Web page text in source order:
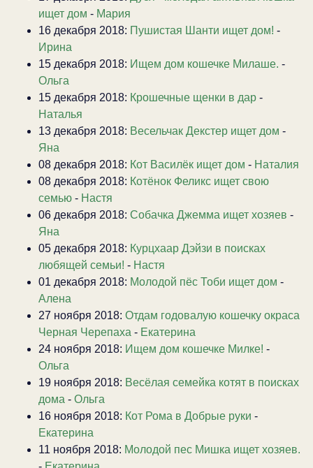
ищет дом - Мария
16 декабря 2018: Пушистая Шанти ищет дом! -
Ирина
15 декабря 2018: Ищем дом кошечке Милаше. -
Ольга
15 декабря 2018: Крошечные щенки в дар -
Наталья
13 декабря 2018: Весельчак Декстер ищет дом -
Яна
08 декабря 2018: Кот Василёк ищет дом - Наталия
08 декабря 2018: Котёнок Феликс ищет свою
семью - Настя
06 декабря 2018: Собачка Джемма ищет хозяев -
Яна
05 декабря 2018: Курцхаар Дэйзи в поисках
любящей семьи! - Настя
01 декабря 2018: Молодой пёс Тоби ищет дом -
Алена
27 ноября 2018: Отдам годовалую кошечку окраса
Черная Черепаха - Екатерина
24 ноября 2018: Ищем дом кошечке Милке! -
Ольга
19 ноября 2018: Весёлая семейка котят в поисках
дома - Ольга
16 ноября 2018: Кот Рома в Добрые руки -
Екатерина
11 ноября 2018: Молодой пес Мишка ищет хозяев.